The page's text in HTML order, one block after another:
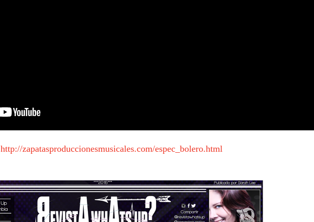
http://zapatasproduccionesmusicales.com/espec_bolero.html